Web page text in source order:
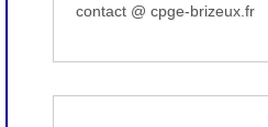
contact @ cpge-brizeux.fr